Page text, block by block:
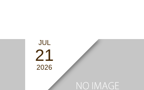
JUL
21
2026